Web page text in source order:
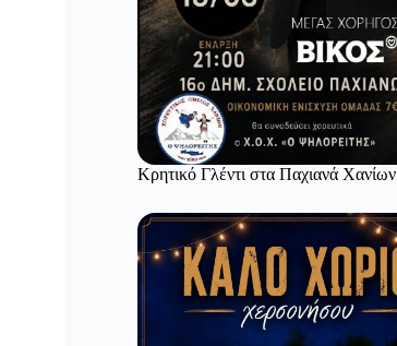
Κρητικό Γλέντι στα Παχιανά Χανίων